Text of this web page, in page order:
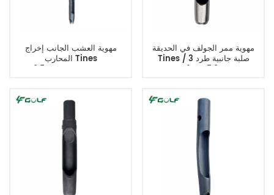
مهوية العشب الجانب إخراج
المحارب Tines
9.5mmMTx111mmL
مهوية ممر الجولف في الحديقة
Tines صلبة جانبية طرد 3 /
4MTx5.9L